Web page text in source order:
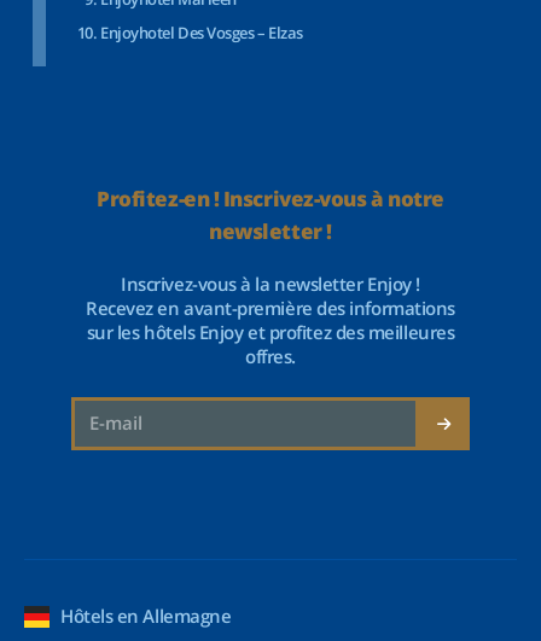
Enjoyhotel Des Vosges – Elzas
Profitez-en ! Inscrivez-vous à notre
newsletter !
Inscrivez-vous à la newsletter Enjoy !
Recevez en avant-première des informations
sur les hôtels Enjoy et profitez des meilleures
offres.
Hôtels en Allemagne